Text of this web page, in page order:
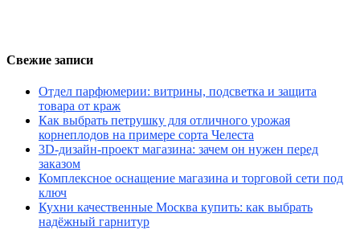
Свежие записи
Отдел парфюмерии: витрины, подсветка и защита
товара от краж
Как выбрать петрушку для отличного урожая
корнеплодов на примере сорта Челеста
3D-дизайн-проект магазина: зачем он нужен перед
заказом
Комплексное оснащение магазина и торговой сети под
ключ
Кухни качественные Москва купить: как выбрать
надёжный гарнитур